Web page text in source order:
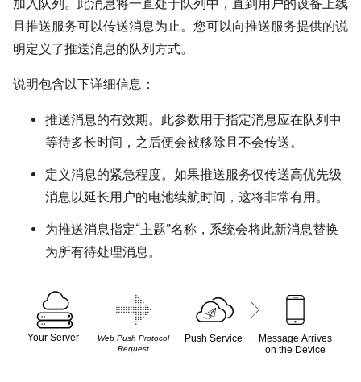
加入队列。此消息将一直处于队列中，直到用户的设备上线
且推送服务可以传送消息为止。您可以向推送服务提供的说
明定义了推送消息的队列方式。
说明包含以下详细信息：
推送消息的有效期。此参数用于指定消息应在队列中
等待多长时间，之后便会被移除且不会传送。
定义消息的紧急程度。如果推送服务仅传送高优先级
消息以延长用户的电池续航时间，这将非常有用。
为推送消息指定“主题”名称，系统会将此新消息替换
为所有待处理消息。